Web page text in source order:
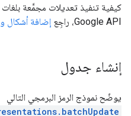
كيفية تنفيذ تعديلات مجمَّعة
Google API، راجِع
إضافة
إنشاء جدول
يوضّح نموذج الرمز البرمجي التالي